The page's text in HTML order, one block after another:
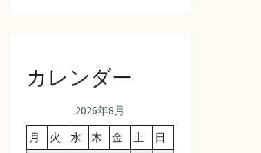
カレンダー
2026年8月
月
火 水 木 金 土
日